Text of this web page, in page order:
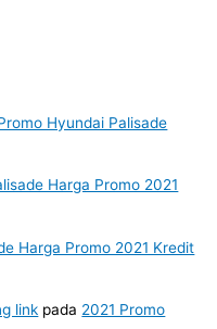
Hyundai Palisade
Harga Promo 2021
Harga Promo 2021 Kredit
link pada 2021 Promo